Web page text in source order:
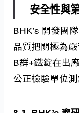
安全性與
BHK’s 開發團
品質把關極為
B群+鐵錠在出
公正檢驗單位